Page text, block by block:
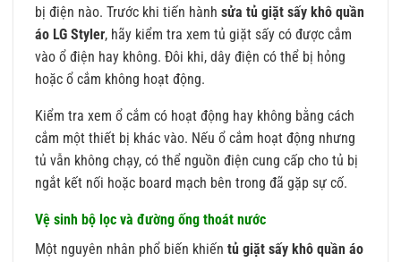
bị điện nào. Trước khi tiến hành sửa tủ giặt sấy khô quần
áo LG Styler, hãy kiểm tra xem tủ giặt sấy có được cắm
vào ổ điện hay không. Đôi khi, dây điện có thể bị hỏng
hoặc ổ cắm không hoạt động.
Kiểm tra xem ổ cắm có hoạt động hay không bằng cách
cắm một thiết bị khác vào. Nếu ổ cắm hoạt động nhưng
tủ vẫn không chạy, có thể nguồn điện cung cấp cho tủ bị
ngắt kết nối hoặc board mạch bên trong đã gặp sự cố.
Vệ sinh bộ lọc và đường ống thoát nước
Một nguyên nhân phổ biến khiến tủ giặt sấy khô quần áo